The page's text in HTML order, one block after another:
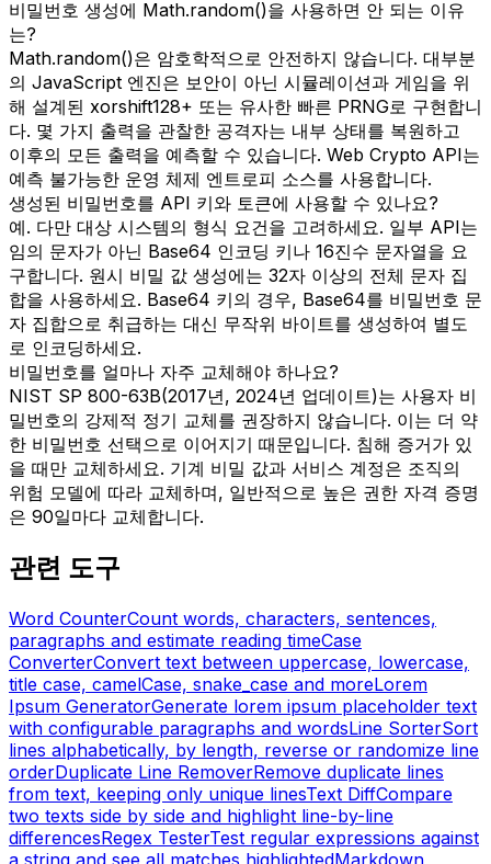
비밀번호 생성에 Math.random()을 사용하면 안 되는 이유
는?
Math.random()은 암호학적으로 안전하지 않습니다. 대부분
의 JavaScript 엔진은 보안이 아닌 시뮬레이션과 게임을 위
해 설계된 xorshift128+ 또는 유사한 빠른 PRNG로 구현합니
다. 몇 가지 출력을 관찰한 공격자는 내부 상태를 복원하고
이후의 모든 출력을 예측할 수 있습니다. Web Crypto API는
예측 불가능한 운영 체제 엔트로피 소스를 사용합니다.
생성된 비밀번호를 API 키와 토큰에 사용할 수 있나요?
예. 다만 대상 시스템의 형식 요건을 고려하세요. 일부 API는
임의 문자가 아닌 Base64 인코딩 키나 16진수 문자열을 요
구합니다. 원시 비밀 값 생성에는 32자 이상의 전체 문자 집
합을 사용하세요. Base64 키의 경우, Base64를 비밀번호 문
자 집합으로 취급하는 대신 무작위 바이트를 생성하여 별도
로 인코딩하세요.
비밀번호를 얼마나 자주 교체해야 하나요?
NIST SP 800-63B(2017년, 2024년 업데이트)는 사용자 비
밀번호의 강제적 정기 교체를 권장하지 않습니다. 이는 더 약
한 비밀번호 선택으로 이어지기 때문입니다. 침해 증거가 있
을 때만 교체하세요. 기계 비밀 값과 서비스 계정은 조직의
위험 모델에 따라 교체하며, 일반적으로 높은 권한 자격 증명
은 90일마다 교체합니다.
관련 도구
Word CounterCount words, characters, sentences,
paragraphs and estimate reading timeCase
ConverterConvert text between uppercase, lowercase,
title case, camelCase, snake_case and moreLorem
Ipsum GeneratorGenerate lorem ipsum placeholder text
with configurable paragraphs and wordsLine SorterSort
lines alphabetically, by length, reverse or randomize line
orderDuplicate Line RemoverRemove duplicate lines
from text, keeping only unique linesText DiffCompare
two texts side by side and highlight line-by-line
differencesRegex TesterTest regular expressions against